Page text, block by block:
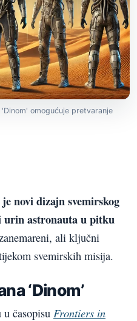
omogućuje pretvaranje
novi dizajn svemirskog
astronauta u pitku
ali ključni
svemirskih misija.
‘Dinom’
časopisu Frontiers in